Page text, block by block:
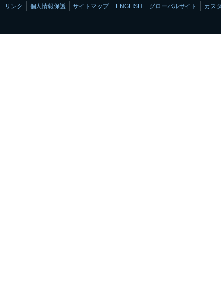
リンク 個人情報保護 サイトマップ ENGLISH グローバルサイト カス